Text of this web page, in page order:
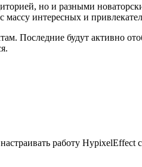
но и разными
массу интересных и
Последние будут активно
работу